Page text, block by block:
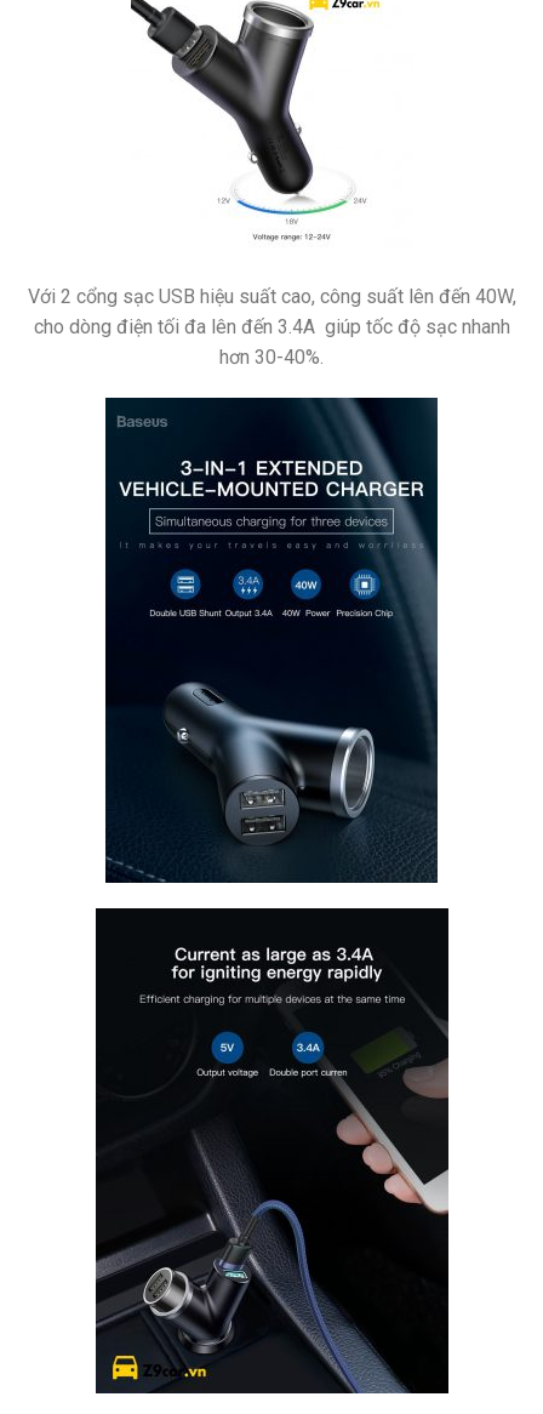
Với 2 cổng sạc USB hiệu suất cao, công suất lên đến 40W,
cho dòng điện tối đa lên đến 3.4A giúp tốc độ sạc nhanh
hơn 30-40%.